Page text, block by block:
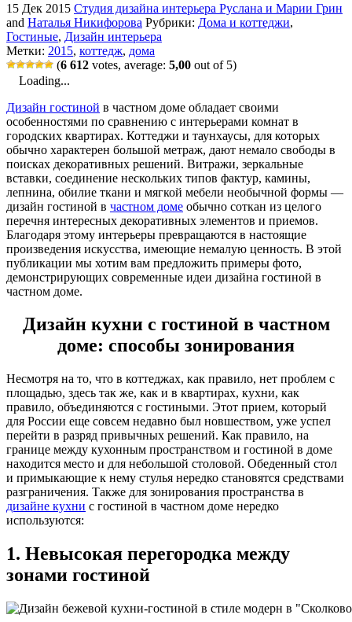
15 Дек 2015 Студия дизайна интерьера Руслана и Марии Грин
and Наталья Никифорова Рубрики: Дома и коттеджи,
Гостиные, Дизайн интерьера
Метки: 2015, коттедж, дома
(6 612 votes, average: 5,00 out of 5)
Loading...
Дизайн гостиной в частном доме обладает своими
особенностями по сравнению с интерьерами комнат в
городских квартирах. Коттеджи и таунхаусы, для которых
обычно характерен большой метраж, дают немало свободы в
поисках декоративных решений. Витражи, зеркальные
вставки, соединение нескольких типов фактур, камины,
лепнина, обилие ткани и мягкой мебели необычной формы —
дизайн гостиной в частном доме обычно соткан из целого
перечня интересных декоративных элементов и приемов.
Благодаря этому интерьеры превращаются в настоящие
произведения искусства, имеющие немалую ценность. В этой
публикации мы хотим вам предложить примеры фото,
демонстрирующих современные идеи дизайна гостиной в
частном доме.
Дизайн кухни с гостиной в частном
доме: способы зонирования
Несмотря на то, что в коттеджах, как правило, нет проблем с
площадью, здесь так же, как и в квартирах, кухни, как
правило, объединяются с гостиными. Этот прием, который
для России еще совсем недавно был новшеством, уже успел
перейти в разряд привычных решений. Как правило, на
границе между кухонным пространством и гостиной в доме
находится место и для небольшой столовой. Обеденный стол
и примыкающие к нему стулья нередко становятся средствами
разграничения. Также для зонирования пространства в
дизайне кухни с гостиной в частном доме нередко
используются:
1. Невысокая перегородка между
зонами гостиной